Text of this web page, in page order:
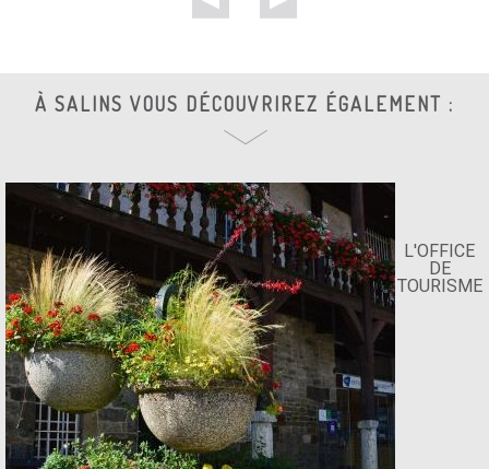
À SALINS VOUS DÉCOUVRIREZ ÉGALEMENT :
L'OFFICE
DE
TOURISME